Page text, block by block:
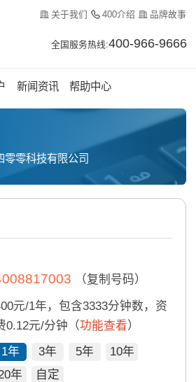
关于我们 400介绍 品牌故事
全国服务热线:400-966-9666
新闻资讯 帮助中心
零零科技有限公司
（复制号码）
元/1年，包含3333分钟数，资
0.12元/分钟（功能查看）
1年 3年 5年
10年
年
自定